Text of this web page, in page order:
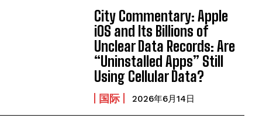
City Commentary: Apple
iOS and Its Billions of
Unclear Data Records: Are
“Uninstalled Apps” Still
Using Cellular Data?
国际 2026年6月14日